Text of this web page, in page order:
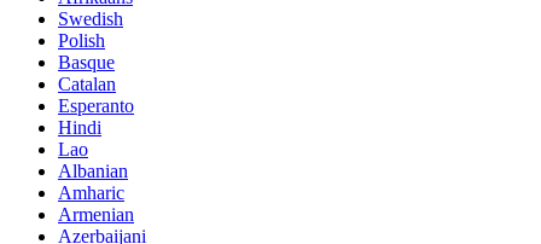
Swedish
Polish
Basque
Catalan
Esperanto
Hindi
Lao
Albanian
Amharic
Armenian
Azerbaijani